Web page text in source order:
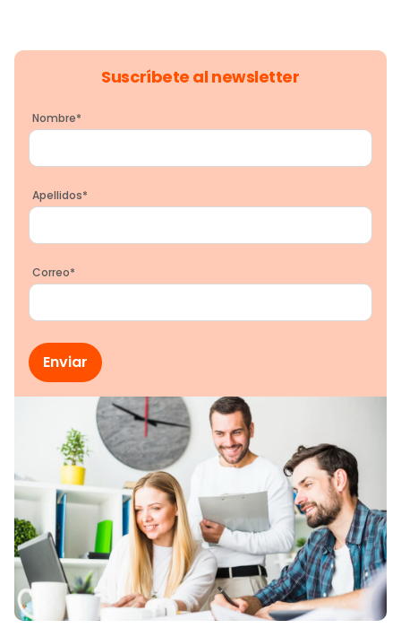
Suscríbete al newsletter
Nombre*
Apellidos*
Correo*